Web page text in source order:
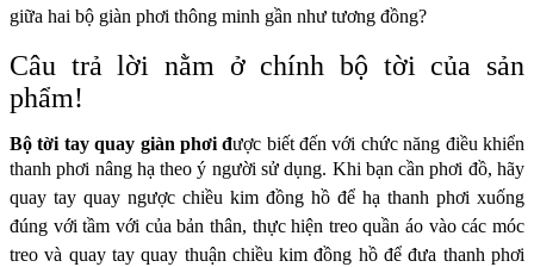
giữa hai bộ giàn phơi thông minh gần như tương đồng?
Câu trả lời nằm ở chính bộ tời của sản
phẩm!
Bộ tời tay quay giàn phơi được biết đến với chức năng điều khiển
thanh phơi nâng hạ theo ý người sử dụng. Khi bạn cầnphơi đồ, hãy
quay tay quay ngược chiều kim đồng hồ để hạ thanh phơi xuống
đúng với tầm với của bản thân, thực hiện treo quần áo vào các móc
treo và quay tay quay thuận chiều kim đồng hồ để đưa thanh phơi